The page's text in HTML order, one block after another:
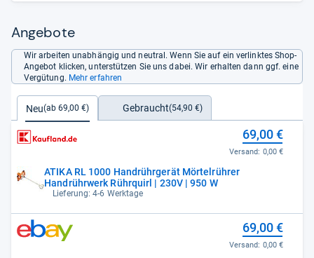
Angebote
Wir arbeiten unabhängig und neutral. Wenn Sie auf ein verlinktes Shop-
Angebot klicken, unterstützen Sie uns dabei. Wir erhalten dann ggf. eine
Vergütung. Mehr erfahren
Neu(ab 69,00 €) Gebraucht(54,90 €)
ATIKA RL 1000 Handrührgerät Mörtelrührer
Handrührwerk Rührquirl | 230V | 950 W
Lieferung: 4-6 Werktage
69,00 €
Versand: 0,00 €
69,00 €
Versand: 0,00 €